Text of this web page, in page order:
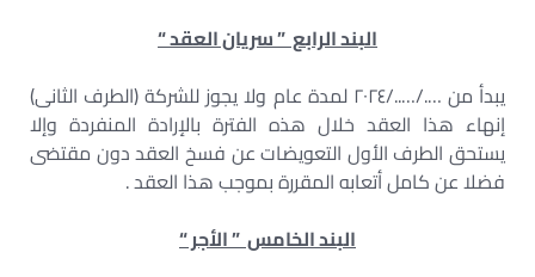
البند الرابع ” سريان العقد “
يبدأ من …./…../٢٠٢٤ لمدة عام ولا يجوز للشركة (الطرف الثانى)
إنهاء هذا العقد خلال هذه الفترة بالإرادة المنفردة وإلا
يستحق الطرف الأول التعويضات عن فسخ العقد دون مقتضى
فضلا عن كامل أتعابه المقررة بموجب هذا العقد .
البند الخامس ” الأجر “